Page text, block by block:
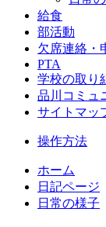
給食
部活動
欠席連絡・
PTA
学校の取り
品川コミュ
サイトマッ
操作方法
ホーム
日記ページ
日常の様子